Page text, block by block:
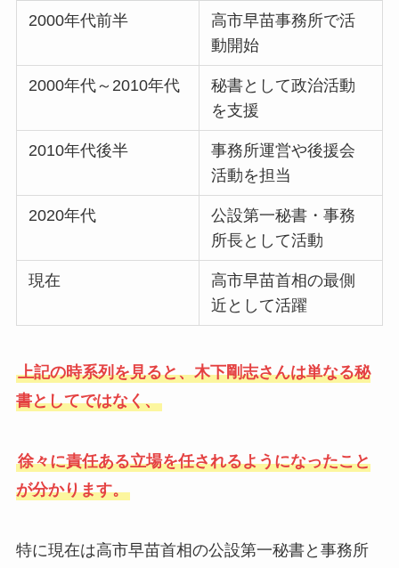
2000年代前半
高市早苗事務所で活
動開始
2000年代～2010年代
秘書として政治活動
を支援
2010年代後半
事務所運営や後援会
活動を担当
2020年代
公設第一秘書・事務
所長として活動
現在
高市早苗首相の最側
近として活躍
上記の時系列を見ると、木下剛志さんは単なる秘
書としてではなく、
徐々に責任ある立場を任されるようになったこと
が分かります。
特に現在は高市早苗首相の公設第一秘書と事務所